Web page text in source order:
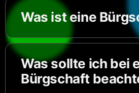
Was ist eine
Was sollte ich bei
Bürgschaft